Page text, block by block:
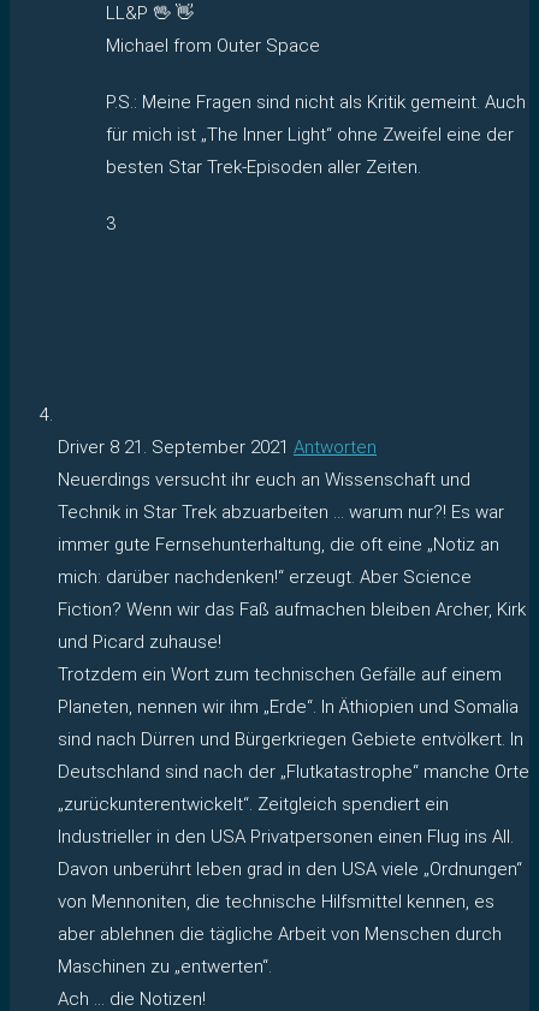
LL&P 🖖 👋
Michael from Outer Space
P.S.: Meine Fragen sind nicht als Kritik gemeint. Auch
für mich ist „The Inner Light“ ohne Zweifel eine der
besten Star Trek-Episoden aller Zeiten.
3
Driver 8 21. September 2021 Antworten
Neuerdings versucht ihr euch an Wissenschaft und
Technik in Star Trek abzuarbeiten … warum nur?! Es war
immer gute Fernsehunterhaltung, die oft eine „Notiz an
mich: darüber nachdenken!“ erzeugt. Aber Science
Fiction? Wenn wir das Faß aufmachen bleiben Archer, Kirk
und Picard zuhause!
Trotzdem ein Wort zum technischen Gefälle auf einem
Planeten, nennen wir ihm „Erde“. In Äthiopien und Somalia
sind nach Dürren und Bürgerkriegen Gebiete entvölkert. In
Deutschland sind nach der „Flutkatastrophe“ manche Orte
„zurückunterentwickelt“. Zeitgleich spendiert ein
Industrieller in den USA Privatpersonen einen Flug ins All.
Davon unberührt leben grad in den USA viele „Ordnungen“
von Mennoniten, die technische Hilfsmittel kennen, es
aber ablehnen die tägliche Arbeit von Menschen durch
Maschinen zu „entwerten“.
Ach … die Notizen!